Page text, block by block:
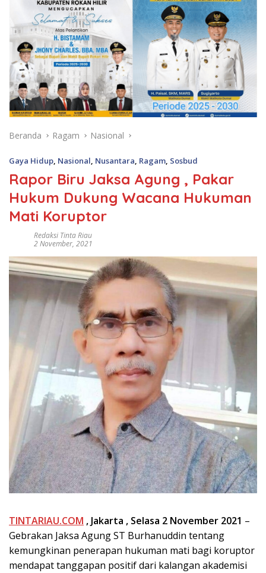
Beranda Ragam Nasional
Gaya Hidup Nasional Nusantara Ragam Sosbud
Rapor Biru Jaksa Agung , Pakar
Hukum Dukung Wacana Hukuman
Mati Koruptor
Redaksi Tinta Riau
2 November, 2021
TINTARIAU.COM , Jakarta , Selasa 2 November 2021 –
Gebrakan Jaksa Agung ST Burhanuddin tentang
kemungkinan penerapan hukuman mati bagi koruptor
mendapat tanggapan positif dari kalangan akademisi